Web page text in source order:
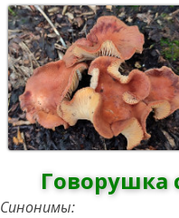
Говорушка
Синонимы: